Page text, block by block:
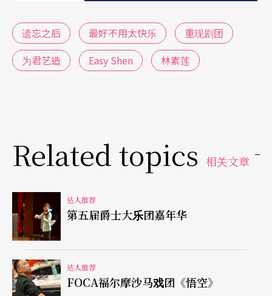
遗忘之后 最好不用太快乐
重现剧团
为君艺造
Easy Shen 林素莲
Related topics 相关文章
达人推荐
第五届爵士大乐团嘉年华
达人推荐
FOCA福尔摩沙马戏团《悟空》